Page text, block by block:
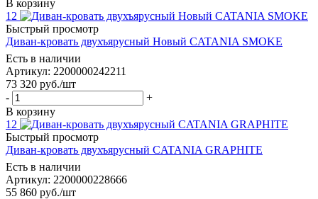
В корзину
12
Быстрый просмотр
Диван-кровать двухъярусный Новый CATANIA SMOKE
Есть в наличии
Артикул: 2200000242211
73 320 руб./шт
-
+
В корзину
12
Быстрый просмотр
Диван-кровать двухъярусный CATANIA GRAPHITE
Есть в наличии
Артикул: 2200000228666
55 860 руб./шт